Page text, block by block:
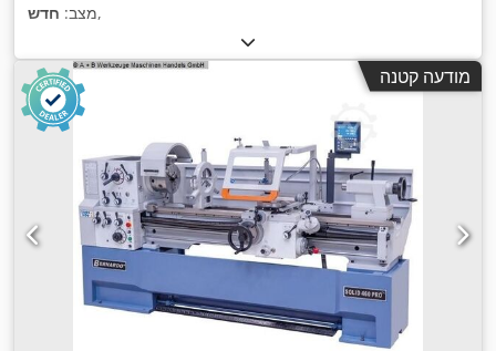
מצב: חדש ,
מודעה קטנה